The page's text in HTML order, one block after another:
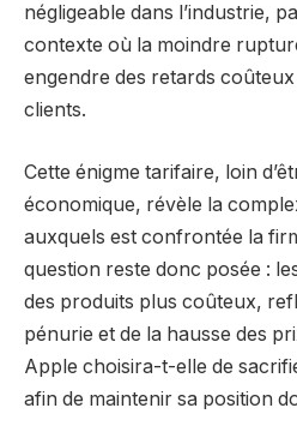
négligeable dans l’industrie,
contexte où la moindre
engendre des retards
clients.
Cette énigme tarifaire, loin
économique, révèle la
auxquels est confrontée la
question reste donc posée :
des produits plus coûteux,
pénurie et de la hausse des
Apple choisira-t-elle de
afin de maintenir sa position